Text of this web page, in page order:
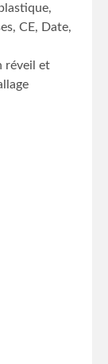
CE, Date,
réveil et